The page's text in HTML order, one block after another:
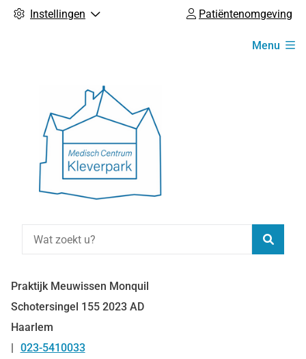
Instellingen Patiëntenomgeving
Menu
Praktijk Meuwissen Monquil
Schotersingel 155 2023 AD
Haarlem
Tel:
023-5410033